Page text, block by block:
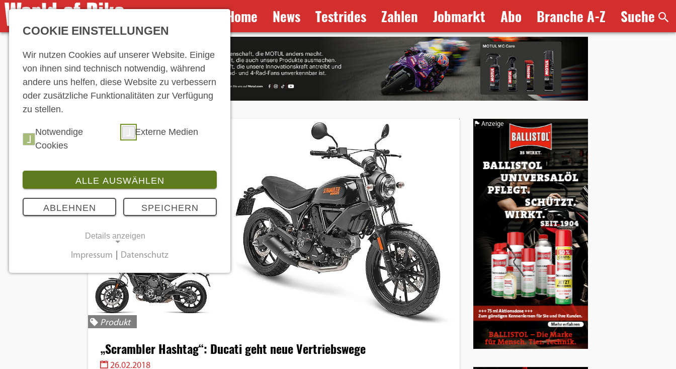
Home News Testrides Zahlen Jobmarkt Abo Branche A-Z Suche
Produkt
„Scrambler Hashtag“: Ducati geht neue Vertriebswege
26.02.2018
Anzeige
COOKIE EINSTELLUNGEN
Wir nutzen Cookies auf unserer Website. Einige
von ihnen sind technisch notwendig, während
andere uns helfen, diese Website zu verbessern
oder zusätzliche Funktionalitäten zur Verfügung
zu stellen.
Notwendige
Cookies
Externe Medien
ALLE AUSWÄHLEN
ABLEHNEN SPEICHERN
Details anzeigen
Notwendige Cookies ermöglichen
grundlegende Funktionen und sind für die
einwandfreie Funktion der Website
Einverständnis-Cookie
Impressum Datenschutz